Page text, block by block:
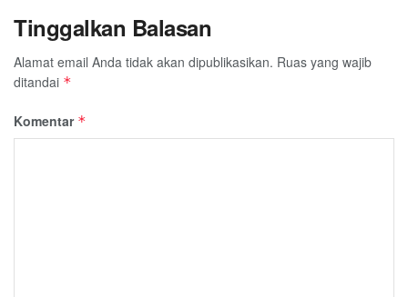
Tinggalkan Balasan
Alamat email Anda tidak akan dipublikasikan. Ruas yang wajib
ditandai *
Komentar *